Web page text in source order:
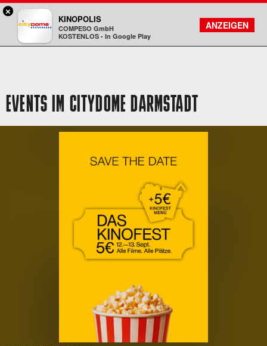
Kinopolis
FILMSUCHE
KONTO
EVENTS IM CITYDOME DARMSTADT
×
KINOPOLIS
COMPESO GmbH
KOSTENLOS - In Google Play
ANZEIGEN